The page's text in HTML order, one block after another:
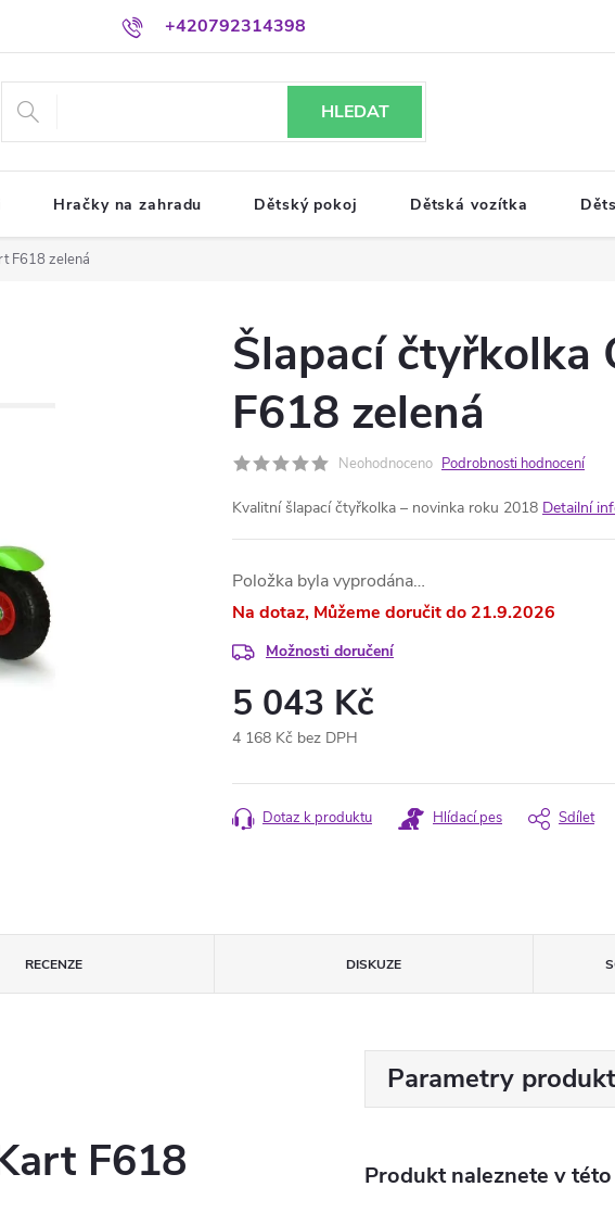
+420792314398
HLEDAT
Hračky na zahradu Dětský pokoj Dětská vozítka
F618 zelená
Šlapací čtyřkolka
F618 zelená
Neohodnoceno Podrobnosti hodnocení
Kvalitní šlapací čtyřkolka – novinka roku 2018 Detailní
Položka byla vyprodána…
Na dotaz
21.9.2026
Možnosti doručení
5 043 Kč
4 168 Kč bez DPH
cena:
Dotaz k produktu Hlídací pes Sdílet
RECENZE DISKUZE
F618
Parametry
Produkt naleznete v